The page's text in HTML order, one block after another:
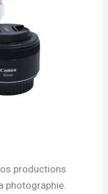
productions
photographie.